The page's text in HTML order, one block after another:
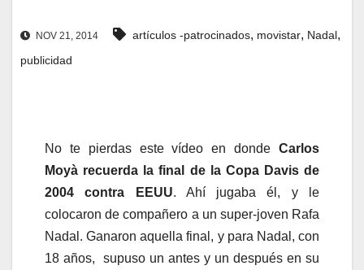
NOV 21, 2014 artículos -patrocinados, movistar, Nadal,
publicidad
No te pierdas este vídeo en donde Carlos
Moyà recuerda la final de la Copa Davis de
2004 contra EEUU. Ahí jugaba él, y le
colocaron de compañero a un super-joven Rafa
Nadal. Ganaron aquella final, y para Nadal, con
18 años, supuso un antes y un después en su